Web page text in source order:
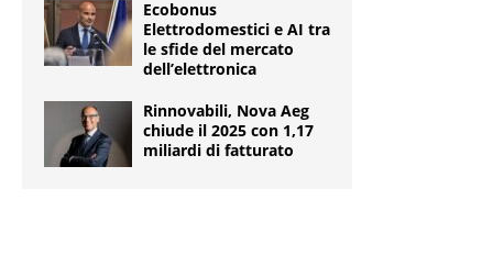
Ecobonus
Elettrodomestici e AI tra
le sfide del mercato
dell’elettronica
Rinnovabili, Nova Aeg
chiude il 2025 con 1,17
miliardi di fatturato